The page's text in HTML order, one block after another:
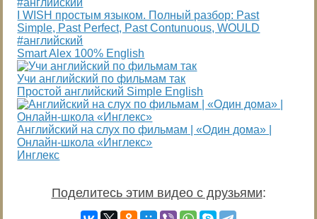
I WISH простым языком. Полный разбор: Past
Simple, Past Perfect, Past Contunuous, WOULD
#английский
Smart Alex 100% English
Учи английский по фильмам так
Простой английский Simple English
Английский на слух по фильмам | «Один дома» |
Онлайн-школа «Инглекс»
Инглекс
Поделитесь этим видео с друзьями: